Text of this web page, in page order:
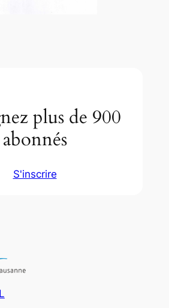
plus de 900
abonnés
S'inscrire